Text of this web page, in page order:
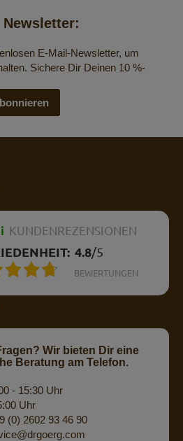
E-Mail-Newsletter, um
Sichere Dir Deinen 10 %-
KUNDENREZENSIONEN
4.8/5
BEWERTUNGEN
Wir bieten Dir eine
Beratung am Telefon.
- 15:30 Uhr
Uhr
(0) 2602 93 46 90